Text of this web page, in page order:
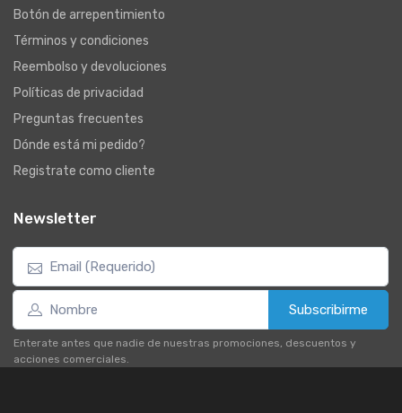
Botón de arrepentimiento
Términos y condiciones
Reembolso y devoluciones
Políticas de privacidad
Preguntas frecuentes
Dónde está mi pedido?
Registrate como cliente
Newsletter
Subscribirme
Enterate antes que nadie de nuestras promociones, descuentos y
acciones comerciales.